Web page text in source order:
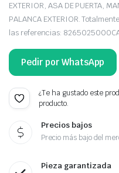
EXTERIOR, ASA DE PUERTA,
PALANCA EXTERIOR.
las referencias:
Pedir por WhatsApp
¿Te ha gustado este
producto.
Precios bajos
Precio más bajo del
Pieza garantizada